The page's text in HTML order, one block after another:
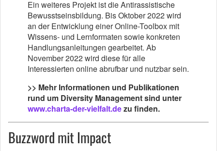
Ein weiteres Projekt ist die Antirassistische
Bewusstseinsbildung. Bis Oktober 2022 wird
an der Entwicklung einer Online-Toolbox mit
Wissens- und Lernformaten sowie konkreten
Handlungsanleitungen gearbeitet. Ab
November 2022 wird diese für alle
Interessierten online abrufbar und nutzbar sein.
>> Mehr Informationen und Publikationen
rund um Diversity Management sind unter
www.charta-der-vielfalt.dezu finden.
Buzzword mit Impact